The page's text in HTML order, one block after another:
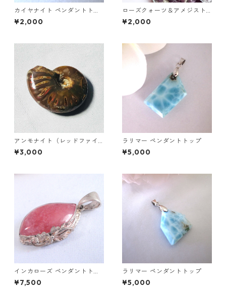
カイヤナイト ペンダントトッ
プ
¥2,000
ローズクォーツ＆アメジスト
さざれ石セット
¥2,000
アンモナイト（レッドファイ
ヤー）16g
¥3,000
ラリマー ペンダントトップ
¥5,000
インカローズ ペンダントトッ
プ
¥7,500
ラリマー ペンダントトップ
¥5,000